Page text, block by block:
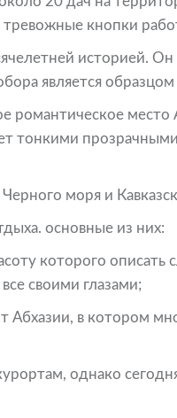
кнопки
историей.
является
романтическое
тонкими
моря и
основные из них:
которого
своими глазами;
Абхазии, в котором
однако